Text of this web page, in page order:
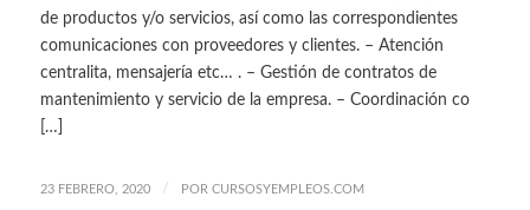
de productos y/o servicios, así como las correspondientes
comunicaciones con proveedores y clientes. – Atención
centralita, mensajería etc… . – Gestión de contratos de
mantenimiento y servicio de la empresa. – Coordinación co
[…]
23 FEBRERO, 2020 / POR CURSOSYEMPLEOS.COM